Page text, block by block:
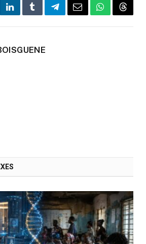
LinkedInTumblrTelegramEmailWhatsApp